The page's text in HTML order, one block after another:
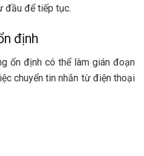
đầu để tiếp tục.
định
ổn định có thể làm gián đoạn
chuyển tin nhắn từ điện thoại